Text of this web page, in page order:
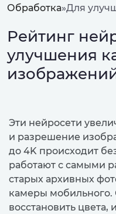
Обработка»Для
Рейтинг
улучшения
Эти нейросети
и разрешение
до 4K происходит
работают с самыми
старых архивных
камеры
восстановить цвета,